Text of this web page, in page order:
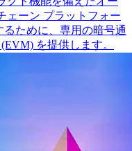
ェーン プラットフォー
ために、専用の暗号通
を提供します。